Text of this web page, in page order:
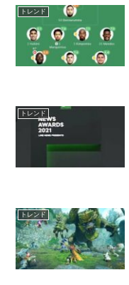
トレンド
トレンド
トレンド